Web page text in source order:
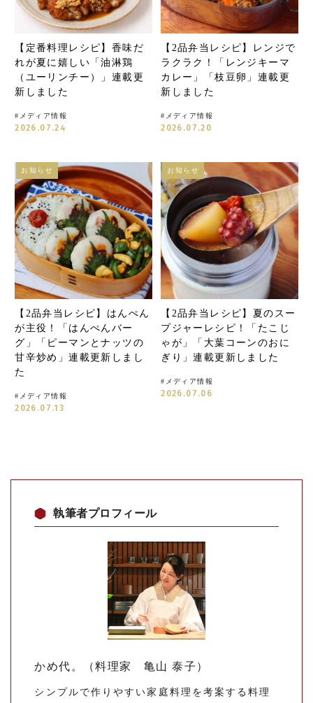
【定番料理レシピ】香味だ
れが夏に嬉しい「油淋鶏
（ユーリンチー）」連載更
新しました
# メディア情報
2026.07.24
【2品弁当レシピ】レンジで
ラクラク！「レンジキーマ
カレー」「枝豆卵」連載更
新しました
# メディア情報
2026.07.20
【2品弁当レシピ】はんぺん
が主役！「はんぺんバー
グ」「ピーマンとナッツの
甘辛炒め」連載更新しまし
た
# メディア情報
2026.07.13
お知らせ
【2品弁当レシピ】夏のスー
プジャーレシピ！「たこじ
ゃが」「大葉コーンのおに
ぎり」連載更新しました
# メディア情報
2026.07.06
お知らせ
執筆者プロフィール
かめ代。（料理家 亀山 泰子）
シンプルで作りやすい家庭料理を考案する料理